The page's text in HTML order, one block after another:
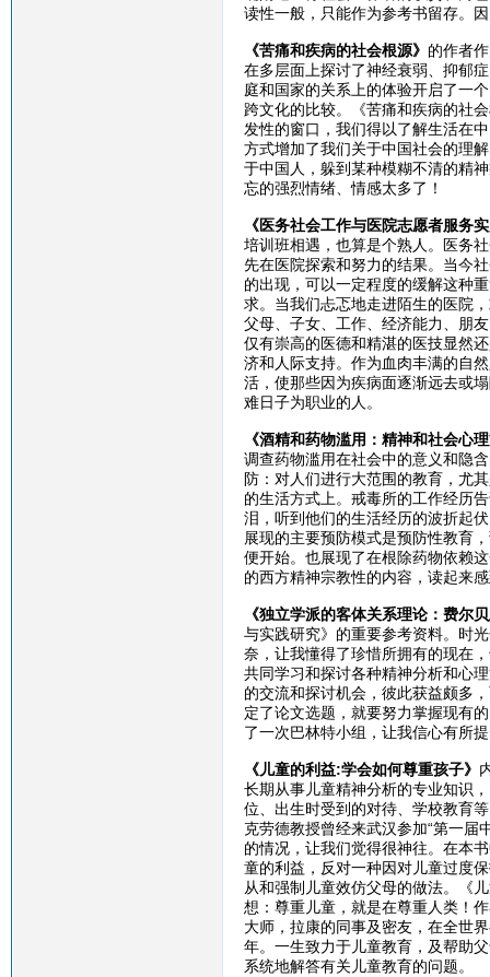
读性一般，只能作为参考书留存。
《苦痛和疾病的社会根源》 的作者
在多层面上探讨了神经衰弱、抑郁
庭和国家的关系上的体验开启了一
跨文化的比较。《苦痛和疾病的社
发性的窗口，我们得以了解生活在
方式增加了我们关于中国社会的理
于中国人，躲到某种模糊不清的精
忘的强烈情绪、情感太多了！
《医务社会工作与医院志愿者服务
培训班相遇，也算是个熟人。医务
先在医院探索和努力的结果。当今
的出现，可以一定程度的缓解这种
求。当我们忐忑地走进陌生的医院
父母、子女、工作、经济能力、朋
仅有崇高的医德和精湛的医技显然
济和人际支持。作为血肉丰满的自
活，使那些因为疾病面逐渐远去或
难日子为职业的人。
《酒精和药物滥用：精神和社会心
调查药物滥用在社会中的意义和隐
防：对人们进行大范围的教育，尤
的生活方式上。戒毒所的工作经历
泪，听到他们的生活经历的波折起
展现的主要预防模式是预防性教育
便开始。也展现了在根除药物依赖
的西方精神宗教性的内容，读起来
《独立学派的客体关系理论：费尔
与实践研究》的重要参考资料。时
奈，让我懂得了珍惜所拥有的现在
共同学习和探讨各种精神分析和心
的交流和探讨机会，彼此获益颇多
定了论文选题，就要努力掌握现有
了一次巴林特小组，让我信心有所
《儿童的利益:学会如何尊重孩子》
长期从事儿童精神分析的专业知识
位、出生时受到的对待、学校教育
克劳德教授曾经来武汉参加“第一届
的情况，让我们觉得很神往。在本
童的利益，反对一种因对儿童过度
从和强制儿童效仿父母的做法。《
想：尊重儿童，就是在尊重人类！
大师，拉康的同事及密友，在全世
年。一生致力于儿童教育，及帮助
系统地解答有关儿童教育的问题。